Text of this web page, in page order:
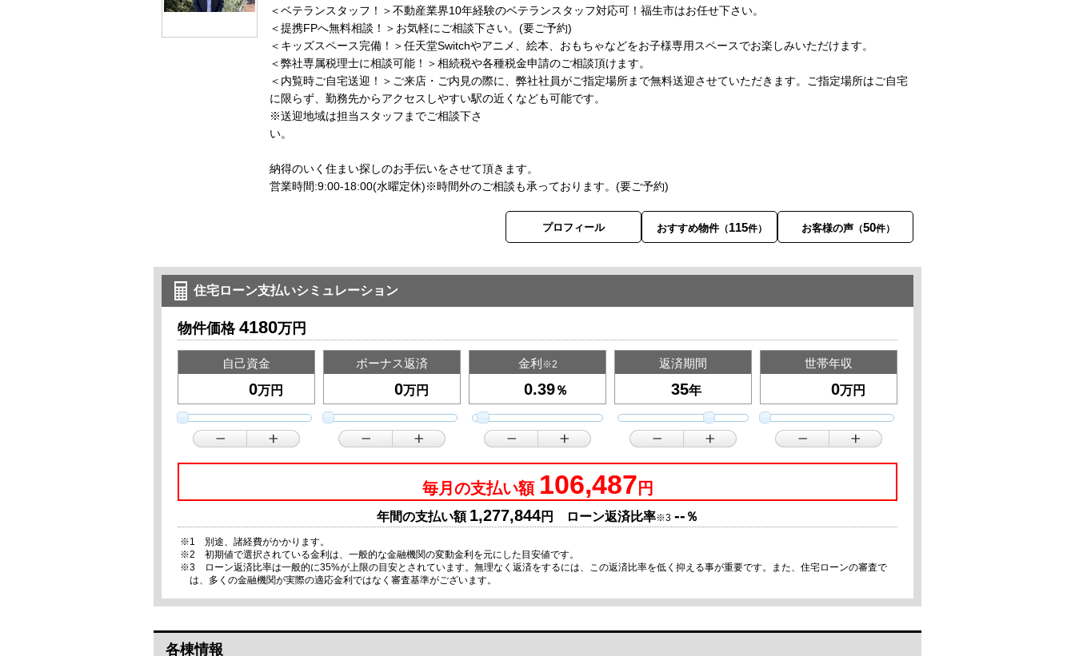
＜ベテランスタッフ！＞不動産業界10年経験のベテランスタッフ対応可！福生市はお任せ下さい。
＜提携FPへ無料相談！＞お気軽にご相談下さい。(要ご予約)
＜キッズスペース完備！＞任天堂Switchやアニメ、絵本、おもちゃなどをお子様専用スペースでお楽しみいただけます。
＜弊社専属税理士に相談可能！＞相続税や各種税金申請のご相談頂けます。
＜内覧時ご自宅送迎！＞ご来店・ご内見の際に、弊社社員がご指定場所まで無料送迎させていただきます。ご指定場所はご自宅
に限らず、勤務先からアクセスしやすい駅の近くなども可能です。
※送迎地域は担当スタッフまでご相談下さ
い。
納得のいく住まい探しのお手伝いをさせて頂きます。
営業時間:9:00-18:00(水曜定休)※時間外のご相談も承っております。(要ご予約)
プロフィール おすすめ物件 （115件） お客様の声（50件）
住宅ローン支払いシミュレーション
物件価格 4180万円
自己資金
万円
ボーナス返済
万円
金利 ※2
％
返済期間
年
世帯年収
万円
毎月の支払い額 106,487 円
年間の支払い額 1,277,844円 ローン返済比率※3 -- ％
※1 別途、諸経費がかかります。
※2 初期値で選択されている金利は、一般的な金融機関の変動金利を元にした目安値です。
※3 ローン返済比率は一般的に35%が上限の目安とされています。無理なく返済をするには、この返済比率を低く抑える事が重要です。また、住宅ローンの審査で
は、多くの金融機関が実際の適応金利ではなく審査基準がございます。
各棟情報